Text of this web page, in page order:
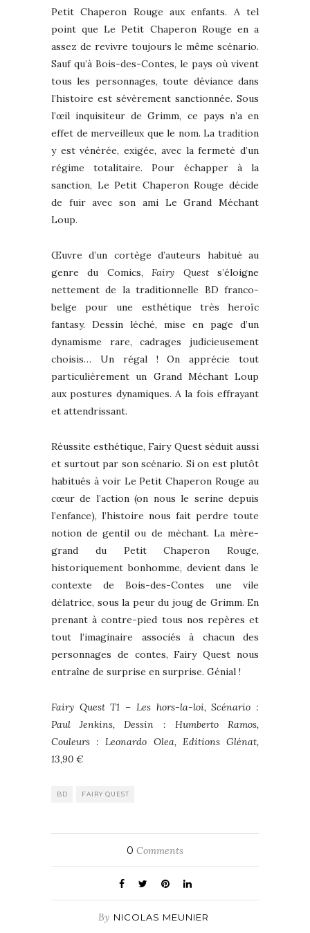
Petit Chaperon Rouge aux enfants. A tel
point que Le Petit Chaperon Rouge en a
assez de revivre toujours le même scénario.
Sauf qu’à Bois-des-Contes, le pays où vivent
tous les personnages, toute déviance dans
l’histoire est sévèrement sanctionnée. Sous
l’œil inquisiteur de Grimm, ce pays n’a en
effet de merveilleux que le nom. La tradition
y est vénérée, exigée, avec la fermeté d’un
régime totalitaire. Pour échapper à la
sanction, Le Petit Chaperon Rouge décide
de fuir avec son ami Le Grand Méchant
Loup.
Œuvre d’un cortège d’auteurs habitué au
genre du Comics,Fairy Quests’éloigne
nettement de la traditionnelle BD franco-
belge pour une esthétique très heroïc
fantasy. Dessin léché, mise en page d’un
dynamisme rare, cadrages judicieusement
choisis… Un régal ! On apprécie tout
particulièrement un Grand Méchant Loup
aux postures dynamiques. A la fois effrayant
et attendrissant.
Réussite esthétique, Fairy Quest séduit aussi
et surtout par son scénario. Si on est plutôt
habitués à voir Le Petit Chaperon Rouge au
cœur de l’action (on nous le serine depuis
l’enfance), l’histoire nous fait perdre toute
notion de gentil ou de méchant. La mère-
grand du Petit Chaperon Rouge,
historiquement bonhomme, devient dans le
contexte de Bois-des-Contes une vile
délatrice, sous la peur du joug de Grimm. En
prenant à contre-pied tous nos repères et
tout l’imaginaire associés à chacun des
personnages de contes, Fairy Quest nous
entraîne de surprise en surprise. Génial !
Fairy Quest T1 – Les hors-la-loi, Scénario :
Paul Jenkins, Dessin : Humberto Ramos,
Couleurs : Leonardo Olea, Editions Glénat,
13,90 €
BD FAIRY QUEST
0 Comments
By NICOLAS MEUNIER